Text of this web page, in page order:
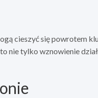
cieszyć się powrotem
nie tylko wznowienie